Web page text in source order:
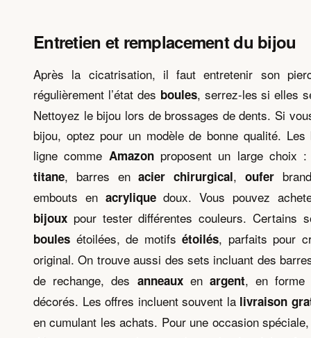
Entretien et remplacement du bijou
Après la cicatrisation, il faut entretenir son
régulièrement l’état des boules, serrez-les si elles
Nettoyez le bijou lors de brossages de dents. Si
bijou, optez pour un modèle de bonne qualité. Les
ligne comme Amazonproposent un large choix
titane, barres enacier chirurgical, oufer
embouts en acryliquedoux. Vous pouvez
bijoux pour tester différentes couleurs. Certains
boules étoilées, de motifsétoilés, parfaits pour
original. On trouve aussi des sets incluant des
de rechange, des anneauxen argent, en
décorés. Les offres incluent souvent la livraison
en cumulant les achats. Pour une occasion